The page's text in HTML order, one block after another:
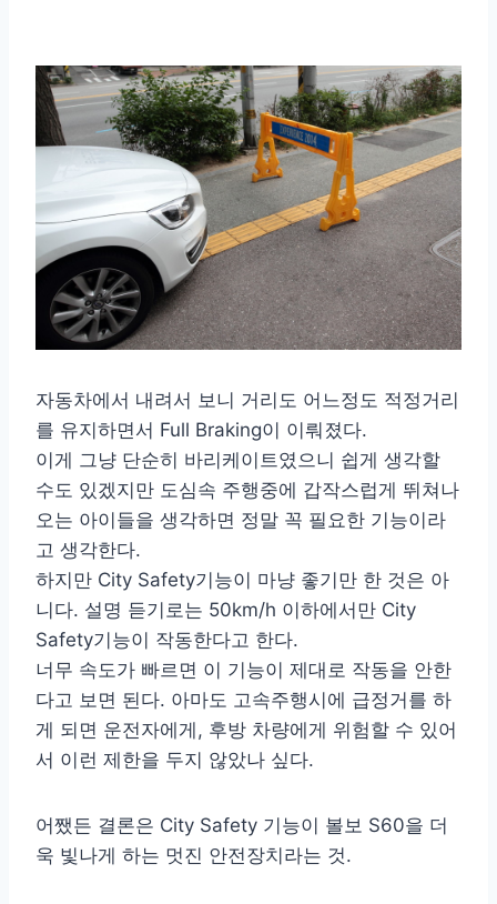
자동차에서 내려서 보니 거리도 어느정도 적정거리
를 유지하면서 Full Braking이 이뤄졌다.
이게 그냥 단순히 바리케이트였으니 쉽게 생각할
수도 있겠지만 도심속 주행중에 갑작스럽게 뛰쳐나
오는 아이들을 생각하면 정말 꼭 필요한 기능이라
고 생각한다.
하지만 City Safety기능이 마냥 좋기만 한 것은 아
니다. 설명 듣기로는 50km/h 이하에서만 City
Safety기능이 작동한다고 한다.
너무 속도가 빠르면 이 기능이 제대로 작동을 안한
다고 보면 된다. 아마도 고속주행시에 급정거를 하
게 되면 운전자에게, 후방 차량에게 위험할 수 있어
서 이런 제한을 두지 않았나 싶다.
어쨌든 결론은 City Safety 기능이 볼보 S60을 더
욱 빛나게 하는 멋진 안전장치라는 것.